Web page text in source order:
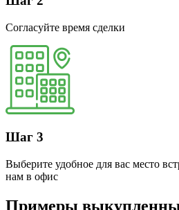
Согласуйте время сделки
Шаг 3
Выберите удобное для вас место
нам в офис
Примеры